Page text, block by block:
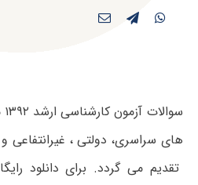
های سراسری، دولتی ، غیرانتفاعی و
تقدیم می گردد. برای دانلود